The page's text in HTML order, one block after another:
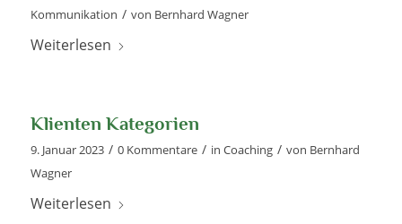
Kommunikation / von Bernhard Wagner
Weiterlesen
Klienten Kategorien
9. Januar 2023 / 0 Kommentare / in Coaching / von Bernhard
Wagner
Weiterlesen